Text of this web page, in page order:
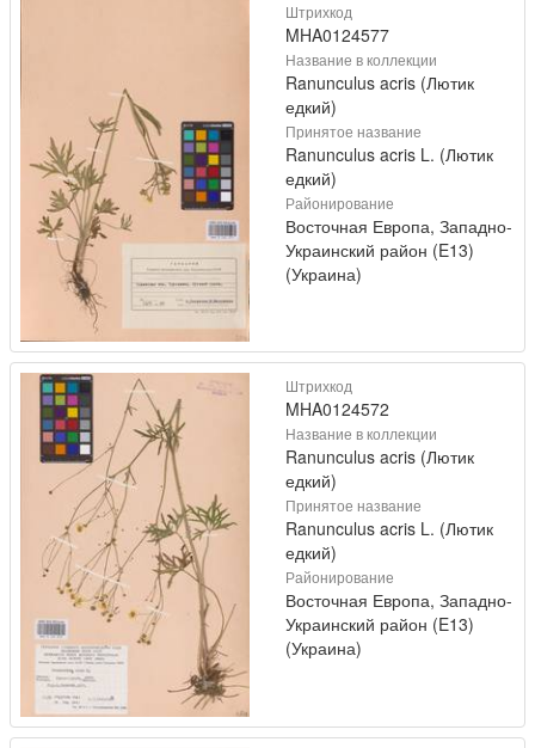
Штрихкод
MHA0124577
Название в коллекции
Ranunculus acris (Лютик
едкий)
Принятое название
Ranunculus acris L. (Лютик
едкий)
Районирование
Восточная Европа, Западно-
Украинский район (E13)
(Украина)
Штрихкод
MHA0124572
Название в коллекции
Ranunculus acris (Лютик
едкий)
Принятое название
Ranunculus acris L. (Лютик
едкий)
Районирование
Восточная Европа, Западно-
Украинский район (E13)
(Украина)